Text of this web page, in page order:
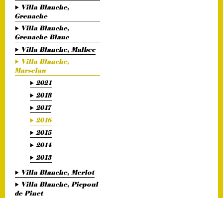
Villa Blanche,
Grenache
Villa Blanche,
Grenache Blanc
Villa Blanche, Malbec
Villa Blanche,
Marselan
2021
2018
2017
2016
2015
2014
2013
Villa Blanche, Merlot
Villa Blanche, Picpoul
de Pinet